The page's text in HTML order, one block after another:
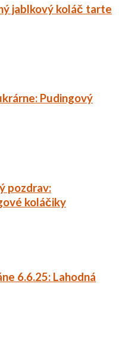
jablkový koláč tarte
Pudingový
pozdrav:
koláčiky
6.6.25: Lahodná